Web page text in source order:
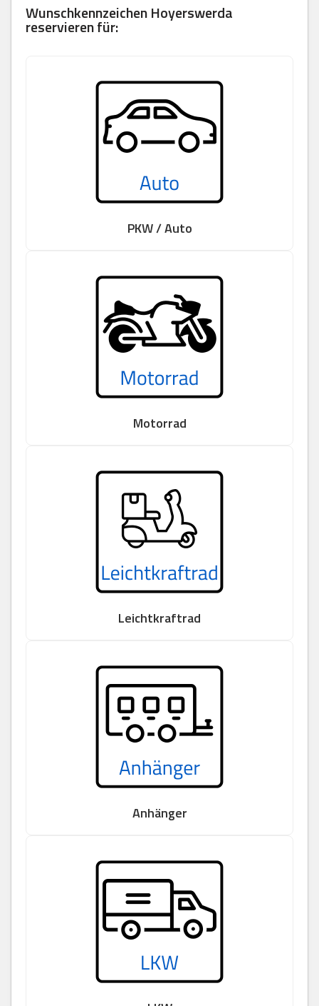
Wunschkennzeichen Hoyerswerda
reservieren für:
PKW / Auto
Motorrad
Leichtkraftrad
Anhänger